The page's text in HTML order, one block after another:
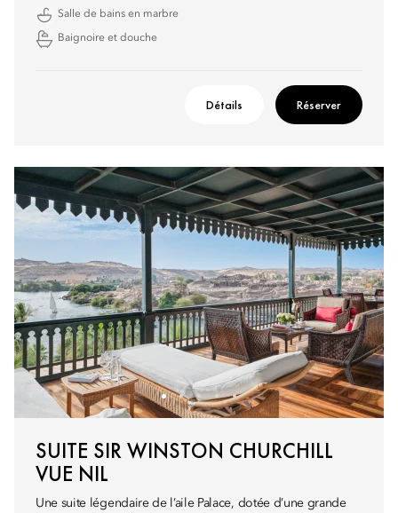
Salle de bains en marbre
Baignoire et douche
Détails Réserver
SUITE SIR WINSTON CHURCHILL
VUE NIL
Une suite légendaire de l’aile Palace, dotée d’une grande